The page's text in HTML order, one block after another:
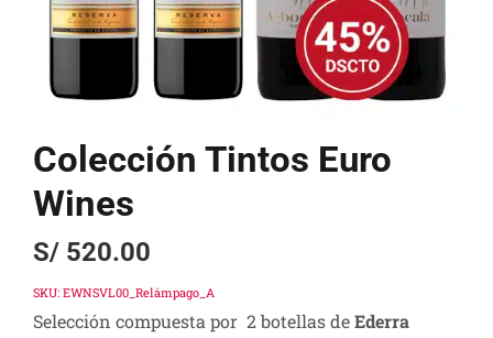
Colección Tintos Euro
Wines
S/520.00
SKU: EWNSVL00_Relámpago_A
Selección compuesta por 2 botellas deEderra